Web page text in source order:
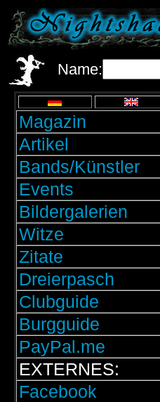
Name:
Magazin
Artikel
Bands/Künstler
Events
Bildergalerien
Witze
Zitate
Dreierpasch
Clubguide
Burgguide
PayPal.me
EXTERNES:
Facebook